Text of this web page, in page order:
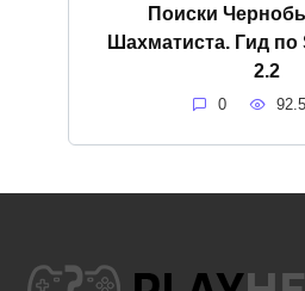
Поиски
Шахматиста. Гид по
2.2
0